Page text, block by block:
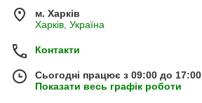
м. Харків
Харків, Україна
Контакти
Сьогодні працює з 09:00 до 17:00
Показати весь графік роботи